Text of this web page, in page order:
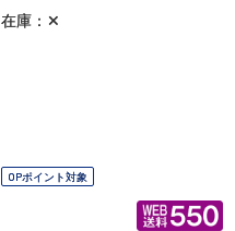
在庫：✕
OPポイント対象